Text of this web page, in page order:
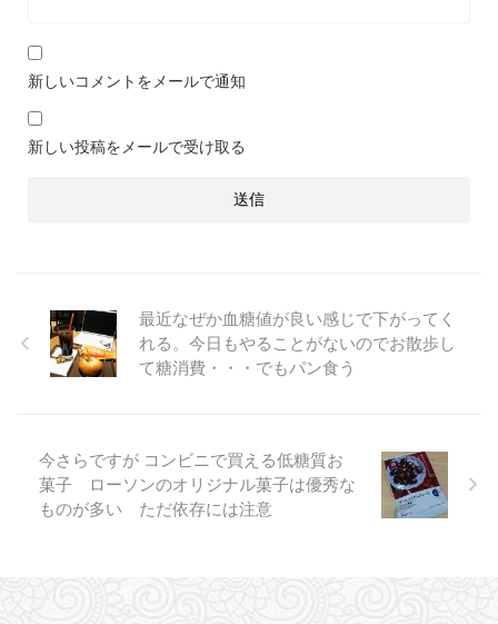
新しいコメントをメールで通知
新しい投稿をメールで受け取る
最近なぜか血糖値が良い感じで下がってく
れる。今日もやることがないのでお散歩し
て糖消費・・・でもパン食う
今さらですが コンビニで買える低糖質お
菓子 ローソンのオリジナル菓子は優秀な
ものが多い ただ依存には注意